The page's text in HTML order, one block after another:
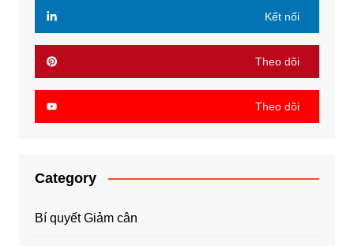
Kết nối
Theo dõi
Theo dõi
Category
Bí quyết Giảm cân